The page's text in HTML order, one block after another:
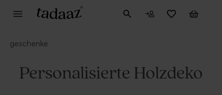
geschenke
Personalisierte Holzdeko